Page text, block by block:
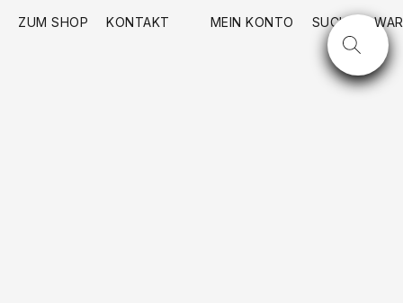
ZUM SHOP KONTAKT MEIN KONTO SUCHE